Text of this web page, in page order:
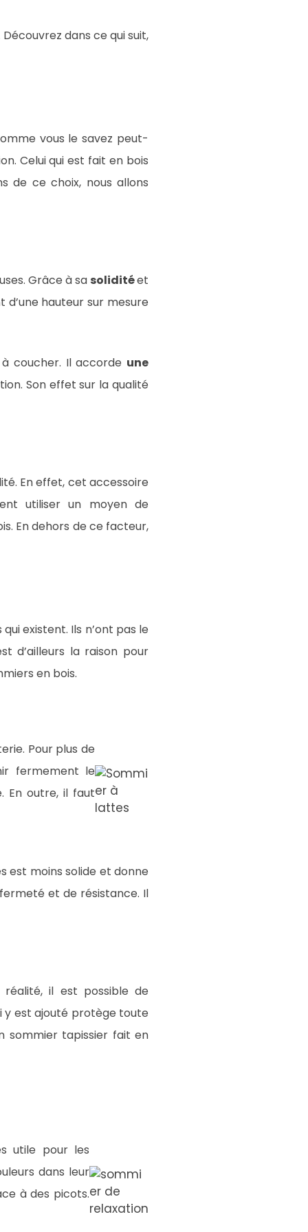
Découvrez dans ce qui suit,
vous le savez peut-
Celui qui est fait en bois
de ce choix, nous allons
Grâce à sa soliditéet
hauteur sur mesure
coucher. Il accorde une
Son effet sur la qualité
En effet, cet accessoire
utiliser un moyen de
En dehors de ce facteur,
existent. Ils n’ont pas le
d’ailleurs la raison pour
en bois.
Pour plus de
fermement le
En outre, il faut
est moins solide et donne
et de résistance. Il
il est possible de
y est ajouté protège toute
sommier tapissier fait en
utile pour les
dans leur
à des picots.